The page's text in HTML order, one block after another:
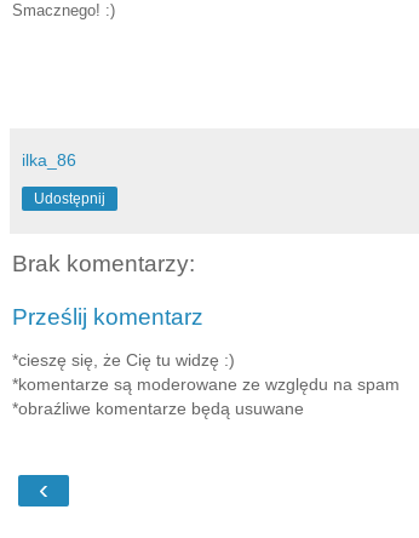
Smacznego! :)
ilka_86
Udostępnij
Brak komentarzy:
Prześlij komentarz
*cieszę się, że Cię tu widzę :)
*komentarze są moderowane ze względu na spam
*obraźliwe komentarze będą usuwane
‹